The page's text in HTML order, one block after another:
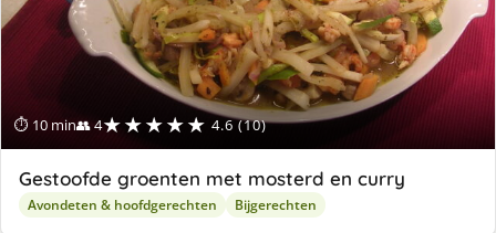
⏱ 10 min👥 4★★★★★ 4.6 (10)
Gestoofde groenten met mosterd en curry
Avondeten & hoofdgerechten Bijgerechten